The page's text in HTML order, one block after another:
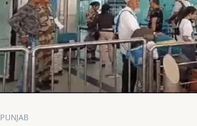
PUNJAB